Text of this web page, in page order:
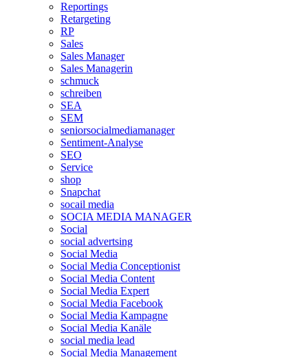
Reportings
Retargeting
RP
Sales
Sales Manager
Sales Managerin
schmuck
schreiben
SEA
SEM
seniorsocialmediamanager
Sentiment-Analyse
SEO
Service
shop
Snapchat
socail media
SOCIA MEDIA MANAGER
Social
social advertsing
Social Media
Social Media Conceptionist
Social Media Content
Social Media Expert
Social Media Facebook
Social Media Kampagne
Social Media Kanäle
social media lead
Social Media Management